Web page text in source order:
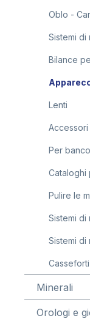
Oblo -
Sistemi
Bilance
Lenti
Accessori
Per
Cataloghi
Pulire le
Sistemi di
Sistemi di
Casseforti
Minerali
Orologi e